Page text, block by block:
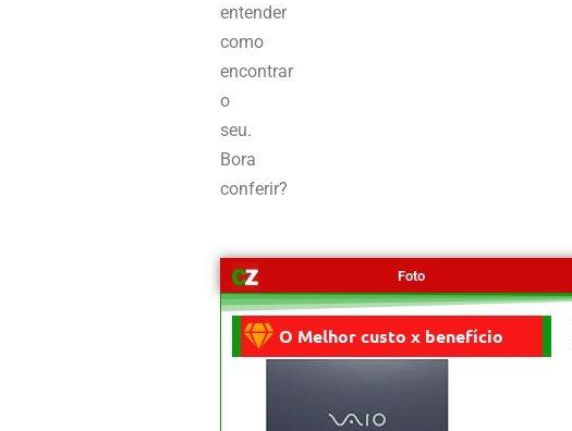
entender
como
encontrar
o
seu.
Bora
conferir?
Foto
O Melhor custo x benefício